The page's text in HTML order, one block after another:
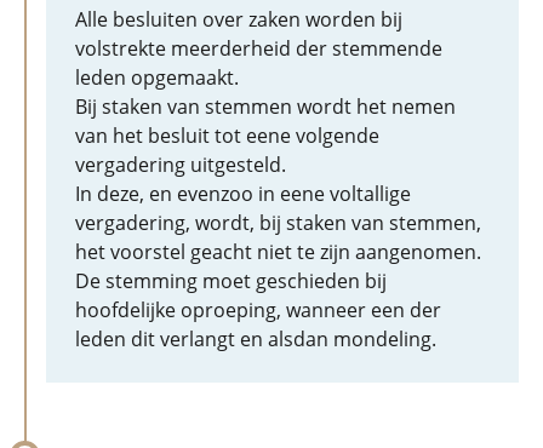
Alle besluiten over zaken worden bij
volstrekte meerderheid der stemmende
leden opgemaakt.
Bij staken van stemmen wordt het nemen
van het besluit tot eene volgende
vergadering uitgesteld.
In deze, en evenzoo in eene voltallige
vergadering, wordt, bij staken van stemmen,
het voorstel geacht niet te zijn aangenomen.
De stemming moet geschieden bij
hoofdelijke oproeping, wanneer een der
leden dit verlangt en alsdan mondeling.